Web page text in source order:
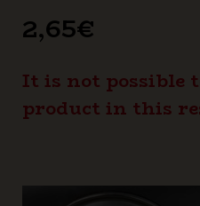
2,65€
It is not possible
product in this